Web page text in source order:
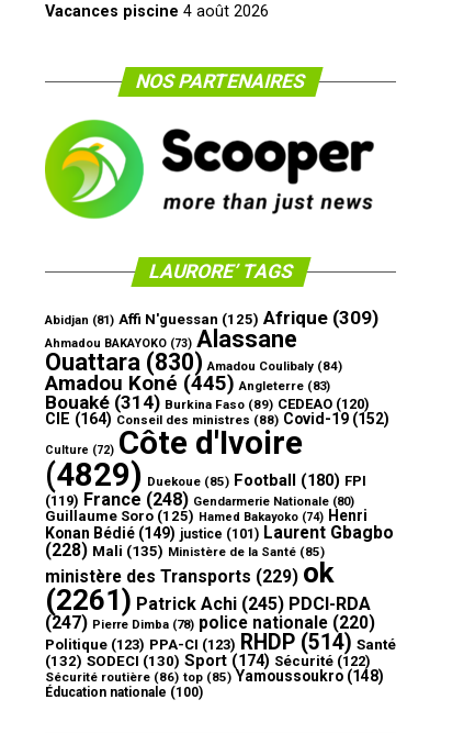
Vacances piscine 4 août 2026
NOS PARTENAIRES
LAURORE’ TAGS
Abidjan (81) Affi N'guessan (125) Afrique (309)
Ahmadou BAKAYOKO (73) Alassane
Ouattara (830) Amadou Coulibaly (84)
Amadou Koné (445) Angleterre (83)
Bouaké (314) Burkina Faso (89) CEDEAO (120)
CIE (164) Conseil des ministres (88) Covid-19 (152)
Culture (72) Côte d'Ivoire
(4829) Duekoue (85) Football (180) FPI
(119) France (248) Gendarmerie Nationale (80)
Guillaume Soro (125) Hamed Bakayoko (74) Henri
Konan Bédié (149) justice (101) Laurent Gbagbo
(228) Mali (135) Ministère de la Santé (85)
ministère des Transports (229) ok
(2261) Patrick Achi (245) PDCI-RDA
(247) Pierre Dimba (78) police nationale (220)
Politique (123) PPA-CI (123) RHDP (514) Santé
(132) SODECI (130) Sport (174) Sécurité (122)
Sécurité routière (86) top (85) Yamoussoukro (148)
Éducation nationale (100)